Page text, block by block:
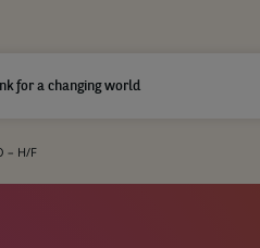
for a changing world
– H/F